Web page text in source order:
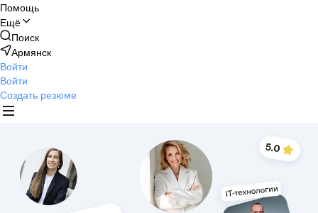
Помощь
Ещё
Поиск
Армянск
Войти
Войти
Создать резюме